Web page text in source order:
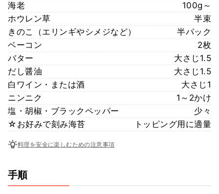
海老
100g～
ホウレン草
半束
きのこ（エリンギやシメジなど）
半パック
ベーコン
2枚
バター
大さじ1.5
だし醤油
大さじ1.5
白ワイン・または酒
大さじ1
ニンニク
1～2かけ
塩・胡椒・ブラックペッパー
少々
☆お好みで刻み海苔
トッピング用に適量
料理を安全に楽しむための注意事項
手順